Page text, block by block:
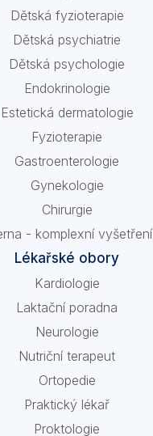
Dětská fyzioterapie
Dětská psychiatrie
Dětská psychologie
Endokrinologie
Estetická dermatologie
Fyzioterapie
Gastroenterologie
Gynekologie
Chirurgie
- komplexní vyšetření
Lékařské obory
Kardiologie
Laktační poradna
Neurologie
Nutriční terapeut
Ortopedie
Praktický lékař
Proktologie